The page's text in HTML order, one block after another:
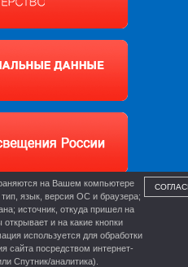
на Вашем компьютере
язык, версия ОС и браузера;
источник, откуда пришел на
и на какие кнопки
используется для обработки
сайта посредством интернет-
Спутник/аналитика).